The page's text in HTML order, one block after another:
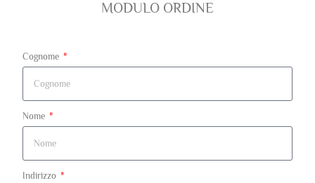
MODULO ORDINE
Cognome
Nome
Indirizzo